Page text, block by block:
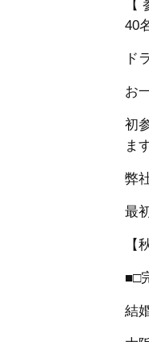
【
40
ド
お
初
ま
弊
最
【
■□
結